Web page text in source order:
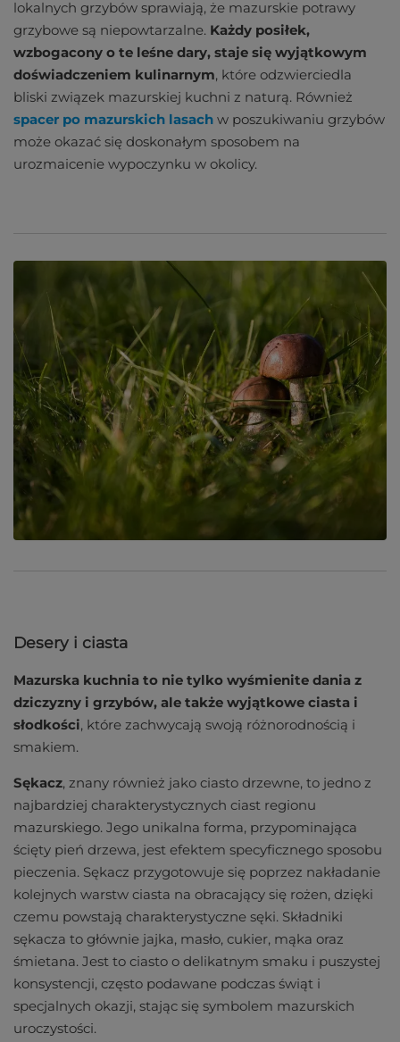
lokalnych grzybów sprawiają, że mazurskie potrawy
grzybowe są niepowtarzalne. Każdy posiłek,
wzbogacony o te leśne dary, staje się wyjątkowym
doświadczeniem kulinarnym, które odzwierciedla
bliski związek mazurskiej kuchni z naturą. Również
spacer po mazurskich lasach w poszukiwaniu grzybów
może okazać się doskonałym sposobem na
urozmaicenie wypoczynku w okolicy.
Desery i ciasta
Mazurska kuchnia to nie tylko wyśmienite dania z
dziczyzny i grzybów, ale także wyjątkowe ciasta i
słodkości, które zachwycają swoją różnorodnością i
smakiem.
Sękacz, znany również jako ciasto drzewne, to jedno z
najbardziej charakterystycznych ciast regionu
mazurskiego. Jego unikalna forma, przypominająca
ścięty pień drzewa, jest efektem specyficznego sposobu
pieczenia. Sękacz przygotowuje się poprzez nakładanie
kolejnych warstw ciasta na obracający się rożen, dzięki
czemu powstają charakterystyczne sęki. Składniki
sękacza to głównie jajka, masło, cukier, mąka oraz
śmietana. Jest to ciasto o delikatnym smaku i puszystej
konsystencji, często podawane podczas świąt i
specjalnych okazji, stając się symbolem mazurskich
uroczystości.